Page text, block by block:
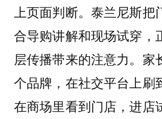
上页面判断。泰兰尼斯
合导购讲解和现场试穿，
层传播带来的注意力。家
个品牌，在社交平台上刷
在商场里看到门店，进店